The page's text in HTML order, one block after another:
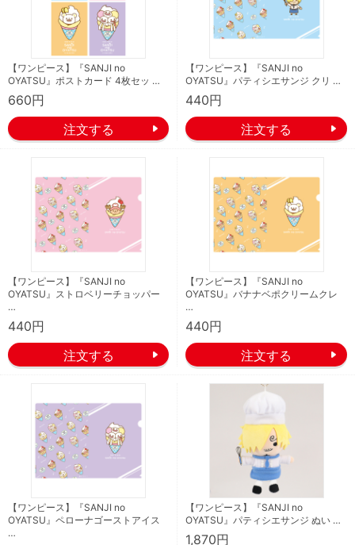
【ワンピース】『SANJI no
OYATSU』ポストカード 4枚セッ …
660円
【ワンピース】『SANJI no
OYATSU』パティシエサンジ クリ …
440円
【ワンピース】『SANJI no
OYATSU』ストロベリーチョッパー
…
440円
【ワンピース】『SANJI no
OYATSU』バナナベポクリームクレ
…
440円
【ワンピース】『SANJI no
OYATSU』ペローナゴーストアイス
…
【ワンピース】『SANJI no
OYATSU』パティシエサンジ ぬい …
1,870円